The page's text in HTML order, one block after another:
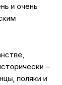
и очень
–
поляки и